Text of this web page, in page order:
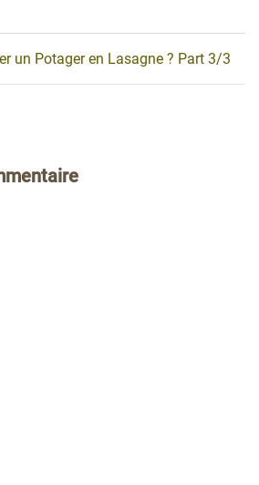
un Potager en Lasagne ? Part 3/3